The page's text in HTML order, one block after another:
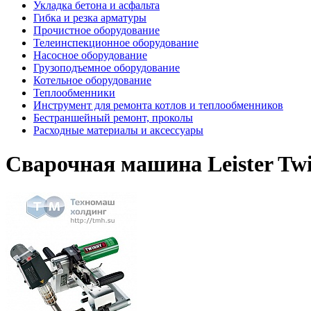
Укладка бетона и асфальта
Гибка и резка арматуры
Прочистное оборудование
Телеинспекционное оборудование
Насосное оборудование
Грузоподъемное оборудование
Котельное оборудование
Теплообменники
Инструмент для ремонта котлов и теплообменников
Бестраншейный ремонт, проколы
Расходные материалы и аксессуары
Cварочная машина Leister